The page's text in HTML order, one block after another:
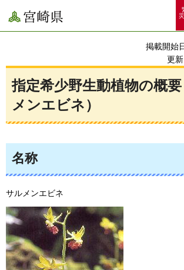
宮崎県
掲載開始
更
指定希少野生動植物の概
メンエビネ）
名称
サルメンエビネ